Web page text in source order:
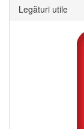
Legături utile